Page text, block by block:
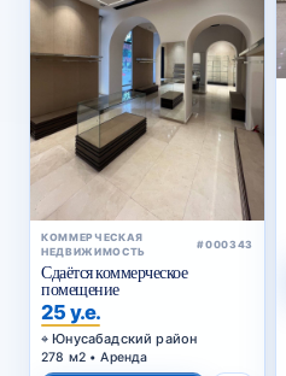
КОММЕРЧЕСКАЯ
НЕДВИЖИМОСТЬ
#000343
Сдаётся коммерческое
помещение
25 у.е.
Юнусабадский район
278 м2 • Аренда